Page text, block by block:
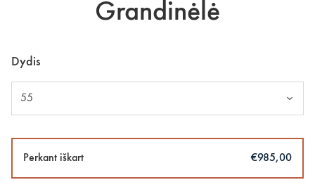
Grandinėlė
Dydis
55
Perkant iškart €985,00